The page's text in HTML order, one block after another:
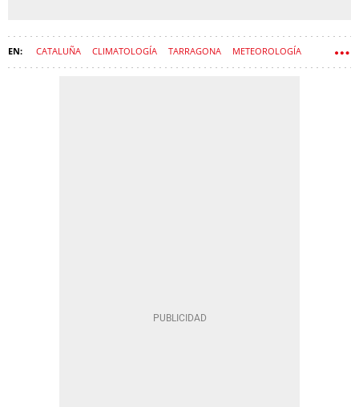
CATALUÑA CLIMATOLOGÍA TARRAGONA METEOROLOGÍA